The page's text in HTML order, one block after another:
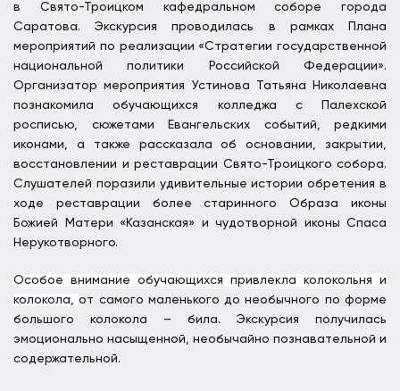
в Свято-Троицком кафедральном соборе города
Саратова. Экскурсия проводилась в рамках Плана
мероприятий по реализации «Стратегии государственной
национальной политики Российской Федерации».
Организатор мероприятия Устинова Татьяна Николаевна
познакомила обучающихся колледжа с Палехской
росписью, сюжетами Евангельских событий, редкими
иконами, а также рассказала об основании, закрытии,
восстановлении и реставрации Свято-Троицкого собора.
Слушателей поразили удивительные истории обретения в
ходе реставрации более старинного Образа иконы
Божией Матери «Казанская» и чудотворной иконы Спаса
Нерукотворного.
Особое внимание обучающихся привлекла колокольня и
колокола,от самого маленького до необычного по форме
большого колокола – била. Экскурсия получилась
эмоционально насыщенной, необычайно познавательной и
содержательной.